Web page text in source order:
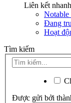
Liên kết nhanh
Notable
Đang
Hoạt
Tìm kiếm
Được gửi bởi